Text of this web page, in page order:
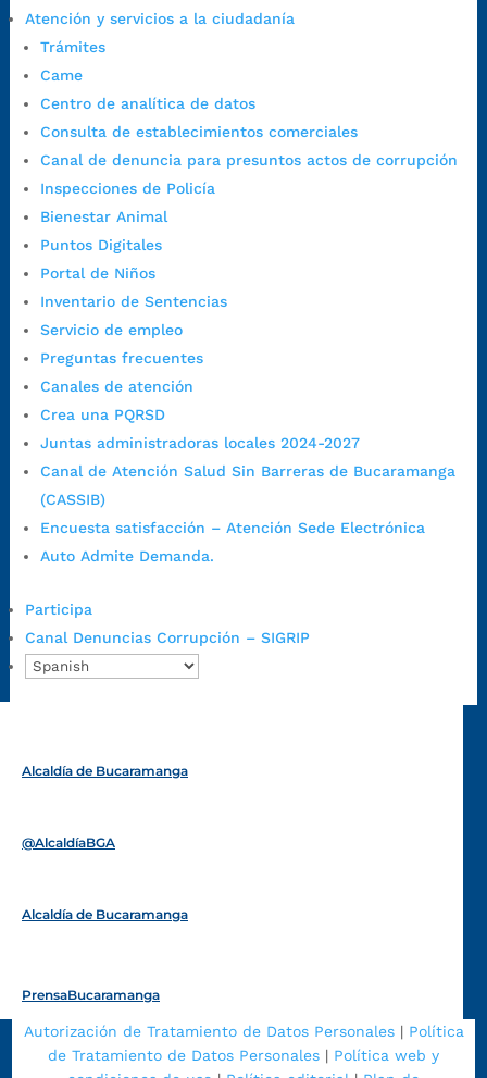
Atención y servicios a la ciudadanía
Trámites
Came
Centro de analítica de datos
Consulta de establecimientos comerciales
Canal de denuncia para presuntos actos de corrupción
Inspecciones de Policía
Bienestar Animal
Puntos Digitales
Portal de Niños
Inventario de Sentencias
Servicio de empleo
Preguntas frecuentes
Canales de atención
Crea una PQRSD
Juntas administradoras locales 2024-2027
Canal de Atención Salud Sin Barreras de Bucaramanga
(CASSIB)
Encuesta satisfacción – Atención Sede Electrónica
Auto Admite Demanda.
Participa
Canal Denuncias Corrupción – SIGRIP
Dirección Fase II:
Carrera 11 # 34-52, Bucaramanga, Santander,
Colombia
Horario de Atención:
Lunes a jueves de 7:00 a.m. a 12:00 m y de
1:00 p.m. a 5:30 p.m. / viernes jornada continua en el horario de
7:00 a.m. a 5:00 p.m., con 30 minutos de descanso al medio día.
Horario de Atención CAME (Central):
Lunes a jueves: 7:00 a.m. a 12:00 m y de 1:00 p.m. a 5:30 p.m.
Viernes: 7:00 a.m. a 5:00 p.m. en Jornada Continua con
30 minutos de descanso al medio día.
Horario de Atención CAME (Norte):
Carrera 12 #16N-84 del barrio Kennedy.
Horario habitual de lunes a viernes en
a.m. a 3:00 p.m.
Líneagratuita:
+57 (607) 652 55 55
Correo Institucional:
contactenos@bucaramanga.gov.co
Correo de notificaciones
notificaciones@bucaramanga.gov.co
Canal de denuncia para presuntos actos de corrupción:
Emergencia:
Radique aquí su queja disciplinaria:
https://www.bucaramanga.gov.co/gobierno-ciudadanos-
Alcaldía de Bucaramanga
@AlcaldíaBGA
Alcaldía de Bucaramanga
PrensaBucaramanga
Autorización de Tratamiento de Datos Personales| Política
de Tratamiento de Datos Personales | Política web y